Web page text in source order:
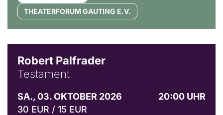
THEATERFORUM GAUTING E.V.
Robert Palfrader
Testament
SA., 03. OKTOBER 2026
20:00 UHR
30 EUR / 15 EUR